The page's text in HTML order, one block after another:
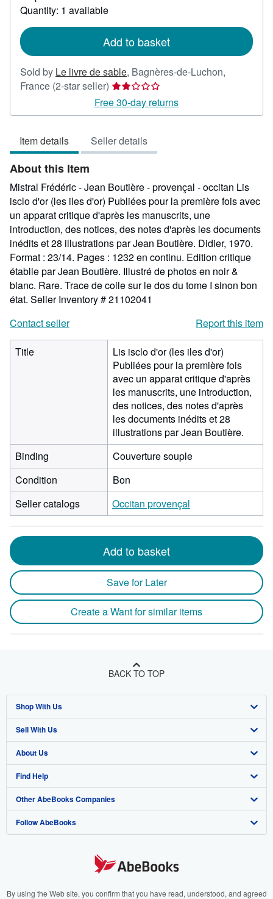
Quantity: 1 available
Add to basket
Sold by Le livre de sable, Bagnères-de-Luchon,
France (2-star seller) Seller
rating
2
of
5
Free 30-day returns
Item details Seller details
About this Item
Mistral Frédéric - Jean Boutière - provençal - occitan Lis
isclo d'or (les iles d'or) Publiées pour la première fois avec
un apparat critique d'après les manuscrits, une
introduction, des notices, des notes d'après les documents
inédits et 28 illustrations par Jean Boutière. Didier, 1970.
Format : 23/14. Pages : 1232 en continu. Edition critique
établie par Jean Boutière. Illustré de photos en noir &
blanc. Rare. Trace de colle sur le dos du tome I sinon bon
état. Seller Inventory # 21102041
Contact seller
Report this item
Title
Lis isclo d'or (les iles d'or)
Publiées pour la première fois
avec un apparat critique d'après
les manuscrits, une introduction,
des notices, des notes d'après
les documents inédits et 28
illustrations par Jean Boutière.
Binding
Couverture souple
Condition
Bon
Seller catalogs
Occitan provençal
Add to basket
Save for Later
Create a Want for similar items
BACK TO TOP
Shop With Us
Advanced Search
Browse Collections
My Account
My Orders
View Basket
Sell With Us
Start Selling
Join Our Affiliate Program
Book Buyback
Refer a seller
About Us
About AbeBooks
Media
Careers
Your Ads Privacy Choices
Find Help
Help
Customer Support
Other AbeBooks Companies
AbeBooks.co.uk
AbeBooks.it
Follow AbeBooks
By using the Web site, you confirm that you have read, understood, and agreed